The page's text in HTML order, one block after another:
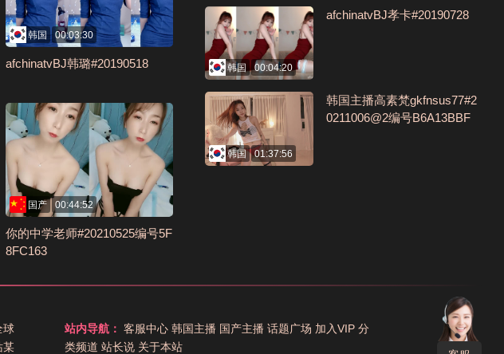
韩国 00:03:30
afchinatvBJ韩璐#20190518
国产 00:44:52
你的中学老师#20210525编号5F
8FC163
韩国 00:04:20
afchinatvBJ孝卡#20190728
韩国 01:37:56
韩国主播高素梵gkfnsus77#2
0211006@2编号B6A13BBF
球
某
站内导航： 客服中心 韩国主播 国产主播 话题广场 加入VIP 分
类频道 站长说 关于本站